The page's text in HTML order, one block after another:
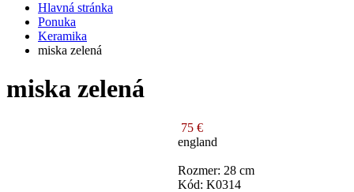
Hlavná stránka
Ponuka
Keramika
miska zelená
miska zelená
75 €
england
Rozmer: 28 cm
Kód: K0314